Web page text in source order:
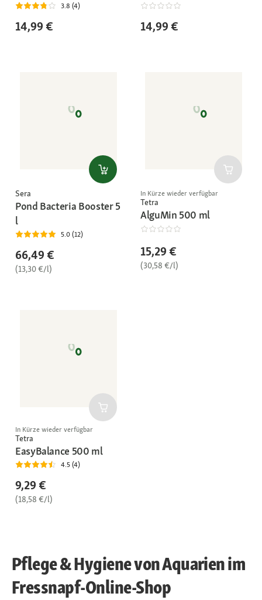
3.8 (4)
14,99 € 14,99 €
Sera
Pond Bacteria Booster 5
l
5.0 (12)
66,49 €
(13,30 €/l)
In Kürze wieder verfügbar
Tetra
AlguMin 500 ml
15,29 €
(30,58 €/l)
In Kürze wieder verfügbar
Tetra
EasyBalance 500 ml
4.5 (4)
9,29 €
(18,58 €/l)
Pflege & Hygiene von Aquarien im
Fressnapf-Online-Shop